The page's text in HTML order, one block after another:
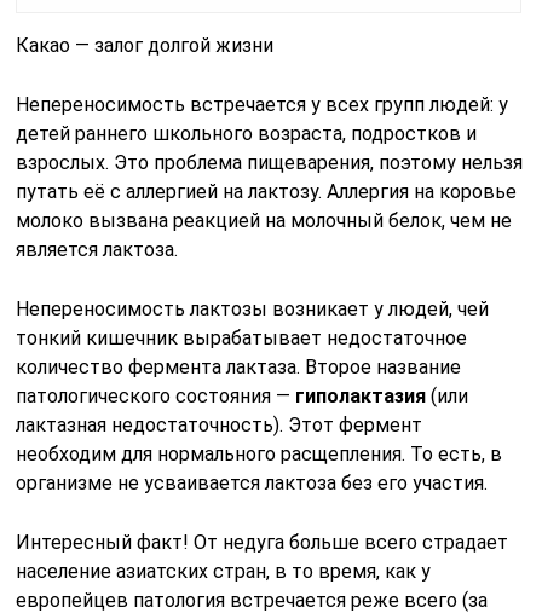
Какао — залог долгой жизни
Непереносимость встречается у всех групп людей: у
детей раннего школьного возраста, подростков и
взрослых. Это проблема пищеварения, поэтому нельзя
путать её с аллергией на лактозу. Аллергия на коровье
молоко вызвана реакцией на молочный белок, чем не
является лактоза.
Непереносимость лактозы возникает у людей, чей
тонкий кишечник вырабатывает недостаточное
количество фермента лактаза. Второе название
патологического состояния — гиполактазия (или
лактазная недостаточность). Этот фермент
необходим для нормального расщепления. То есть, в
организме не усваивается лактоза без его участия.
Интересный факт! От недуга больше всего страдает
население азиатских стран, в то время, как у
европейцев патология встречается реже всего (за